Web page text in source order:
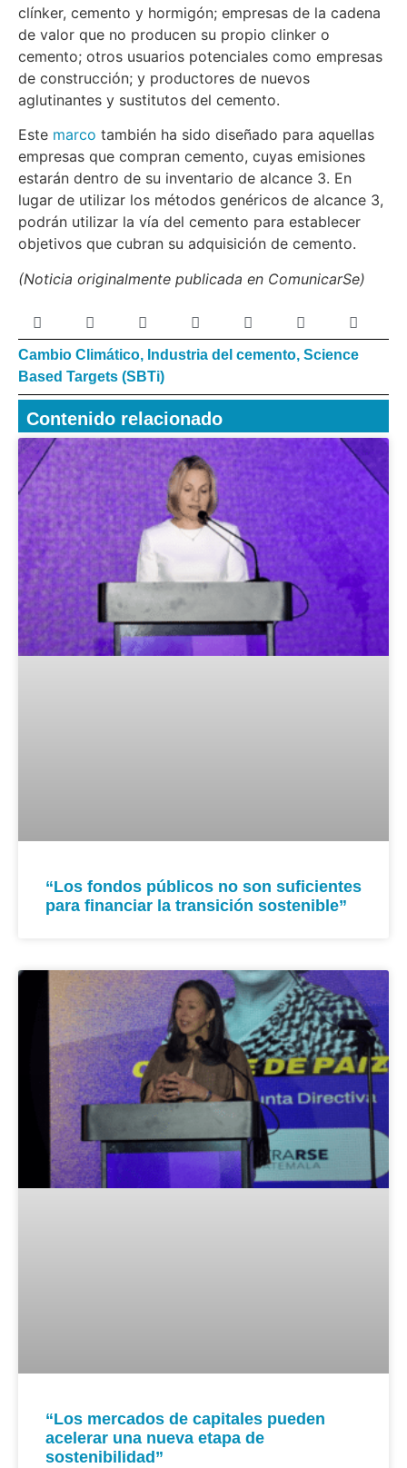
clínker, cemento y hormigón; empresas de la cadena
de valor que no producen su propio clinker o
cemento; otros usuarios potenciales como empresas
de construcción; y productores de nuevos
aglutinantes y sustitutos del cemento.
Este marco también ha sido diseñado para aquellas
empresas que compran cemento, cuyas emisiones
estarán dentro de su inventario de alcance 3. En
lugar de utilizar los métodos genéricos de alcance 3,
podrán utilizar la vía del cemento para establecer
objetivos que cubran su adquisición de cemento.
(Noticia originalmente publicada en ComunicarSe)
Cambio Climático, Industria del cemento, Science
Based Targets (SBTi)
Contenido relacionado
“Los fondos públicos no son suficientes
para financiar la transición sostenible”
“Los mercados de capitales pueden
acelerar una nueva etapa de
sostenibilidad”